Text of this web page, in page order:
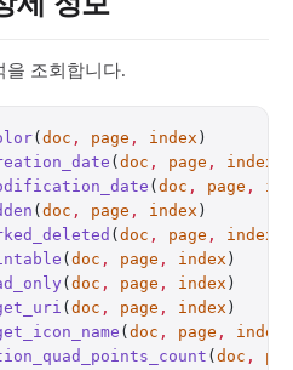
을 조회합니다.
( doc , page , index
( doc , page , index
( doc , page ,
( doc , page , index
( doc , page , index
( doc , page , index
( doc , page , index
( doc , page , index
( doc , page , index
( doc ,